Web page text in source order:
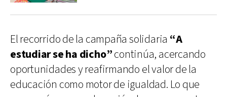
El recorrido de la campaña solidaria “A
estudiar se ha dicho”continúa, acercando
oportunidades y reafirmando el valor de la
educación como motor de igualdad. Lo que